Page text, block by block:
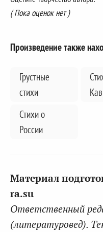
( Пока оценок нет )
Произведение также
Грустные
стихи
Стихи о
России
Материал
ra.su
Ответственный
(литературовед).